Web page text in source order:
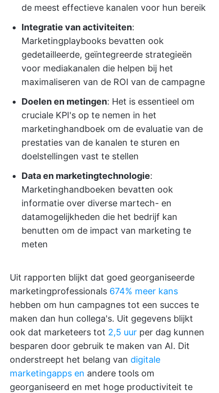
de meest effectieve kanalen voor hun bereik
Integratie van activiteiten:
Marketingplaybooks bevatten ook
gedetailleerde, geïntegreerde strategieën
voor mediakanalen die helpen bij het
maximaliseren van de ROI van de campagne
Doelen en metingen: Het is essentieel om
cruciale KPI's op te nemen in het
marketinghandboek om de evaluatie van de
prestaties van de kanalen te sturen en
doelstellingen vast te stellen
Data en marketingtechnologie:
Marketinghandboeken bevatten ook
informatie over diverse martech- en
datamogelijkheden die het bedrijf kan
benutten om de impact van marketing te
meten
Uit rapporten blijkt dat goed georganiseerde
marketingprofessionals 674% meer kans
hebben om hun campagnes tot een succes te
maken dan hun collega's. Uit gegevens blijkt
ook dat marketeers tot 2,5 uur per dag kunnen
besparen door gebruik te maken van AI. Dit
onderstreept het belang van digitale
marketingapps en andere tools om
georganiseerd en met hoge productiviteit te